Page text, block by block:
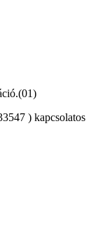
) kapcsolatos